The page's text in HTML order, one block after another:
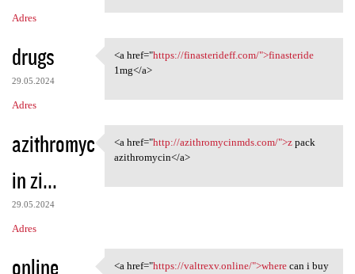
Adres
drugs
29.05.2024
Adres
<a href="https:/
<a href="https://finasterideff.com/">finasteride
1mg</a>
azithromyc
in zi...
29.05.2024
Adres
<a href="http:/
<a href="http://azithromycinmds.com/">zpack
azithromycin</a>
online <a href="https://valtrexv.online/">wherecan i buy